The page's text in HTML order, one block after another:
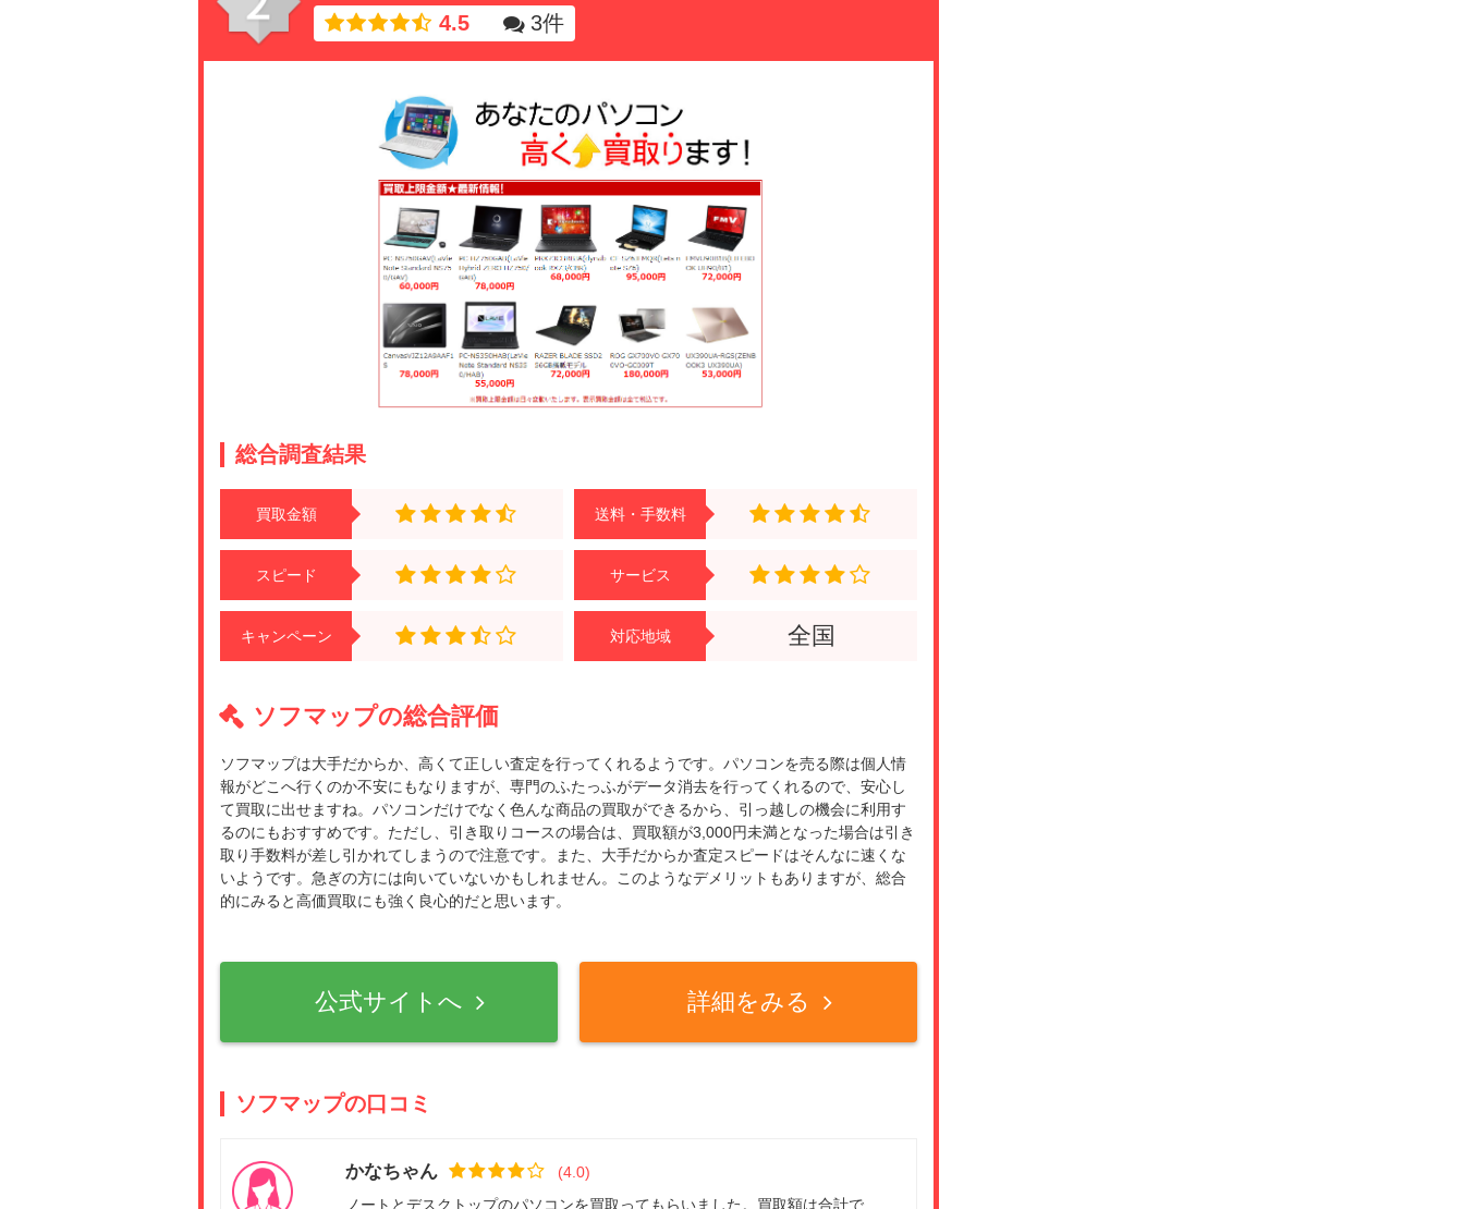
料での返送をお願いしましたが、査定担当の方の電話やメール対応が悪かったの
で このサイトを見た方には、この業者での買取はおすすめしないことを口コミで
中田
(0.5)
少し古いノートパソコンの買取をお願いしました。 他の買取業者とも比較して頼
んだので、一定の金額が出るかと思っていました。 業者からは「箱の欠品」「埃
等の付着」「異臭がする」という理由で買い取り不可と言われ、返送は着払いで
の返送といわれました。 特に異臭がするという理由だけで買い取り不可になるこ
とが納得がいかず、 メールや電話にて交渉し、消費者センターにも相談しました
が 無料での返却対応を求めましたが、検討すらしてもらえませんでした。 結局有
料での返送をお願いしましたが、査定担当の方の電話やメール対応が悪かったの
で このサイトを見た方には、この業者での買取はおすすめしないことを口コミで
残させていただきます。
中田
等の付着」「異臭がする」という理由で買い取り不可と言われ、返送は着払いで
の返送といわれました。 特に異臭がするという理由だけで買い取り不可になるこ
とが納得がいかず、 メールや電話にて交渉し、消費者センターにも相談しました
が 無料での返却対応を求めましたが、検討すらしてもらえませんでした。 結局有
料での返送をお願いしましたが、査定担当の方の電話やメール対応が悪かったの
で このサイトを見た方には、この業者での買取はおすすめしないことを口コミで
4.5 3件
総合調査結果
買取金額 送料・手数料
スピード サービス
キャンペーン 対応地域 全国
ソフマップの総合評価
ソフマップは大手だからか、高くて正しい査定を行ってくれるようです。パソコンを売る際は個人情
報がどこへ行くのか不安にもなりますが、専門のふたっふがデータ消去を行ってくれるので、安心し
て買取に出せますね。パソコンだけでなく色んな商品の買取ができるから、引っ越しの機会に利用す
るのにもおすすめです。ただし、引き取りコースの場合は、買取額が3,000円未満となった場合は引き
取り手数料が差し引かれてしまうので注意です。また、大手だからか査定スピードはそんなに速くな
いようです。急ぎの方には向いていないかもしれません。このようなデメリットもありますが、総合
的にみると高価買取にも強く良心的だと思います。
公式サイトへ 詳細をみる
ソフマップの口コミ
かなちゃん
(4.0)
ノートとデスクトップのパソコンを買取ってもらいました。買取額は合計で